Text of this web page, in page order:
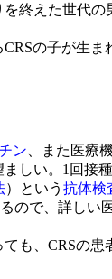
終えた世代
の子が生
ン 、また医療
い。1回接
）という 抗体検
ので、詳しい
も、CRSの